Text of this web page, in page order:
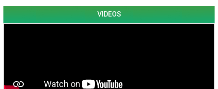
VIDEOS
KHAI MẠC TECHFEST 2024
TRAILER TECHFEST DAKLAK 2024 OK1
Doanh nghiệp tp Buôn Ma Thuột tăng cường kết nối với doanh